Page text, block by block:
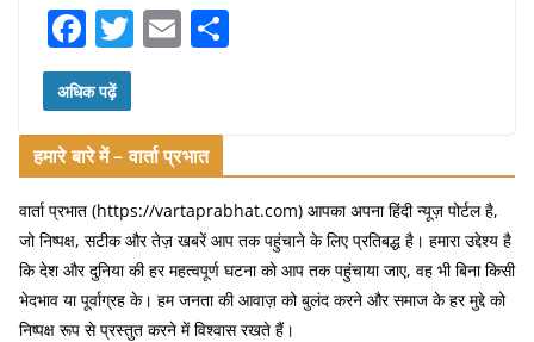
F
a
c
e
b
o
o
k
T
er
E
l
अधिक पढ़ें
हमारे बारे में – वार्ता प्रभात
वार्ता प्रभात (https://vartaprabhat.com) आपका अपना हिंदी न्यूज़ पोर्टल है,
जो निष्पक्ष, सटीक और तेज़ खबरें आप तक पहुंचाने के लिए प्रतिबद्ध है। हमारा उद्देश्य है
कि देश और दुनिया की हर महत्वपूर्ण घटना को आप तक पहुंचाया जाए, वह भी बिना किसी
भेदभाव या पूर्वाग्रह के। हम जनता की आवाज़ को बुलंद करने और समाज के हर मुद्दे को
निष्पक्ष रूप से प्रस्तुत करने में विश्वास रखते हैं।